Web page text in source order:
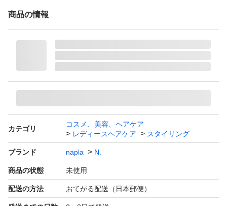
商品の情報
カテゴリ
コスメ、美容、ヘアケア
レディースヘアケア
スタイリング
ブランド napla N.
商品の状態 未使用
配送の方法 おてがる配送（日本郵便）